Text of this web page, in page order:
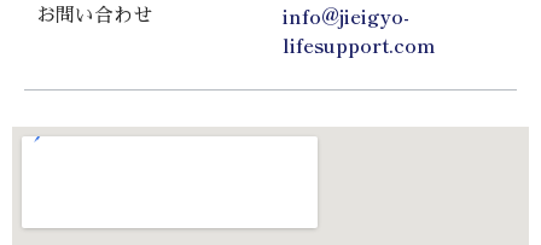
お問い合わせ
info@jieigyo-
lifesupport.com